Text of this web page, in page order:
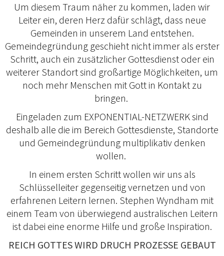
Um diesem Traum näher zu kommen, laden wir
Leiter ein, deren Herz dafür schlägt, dass neue
Gemeinden in unserem Land entstehen.
Gemeindegründung geschieht nicht immer als erster
Schritt, auch ein zusätzlicher Gottesdienst oder ein
weiterer Standort sind großartige Möglichkeiten, um
noch mehr Menschen mit Gott in Kontakt zu
bringen.
Eingeladen zum EXPONENTIAL-NETZWERK sind
deshalb alle die im Bereich Gottesdienste, Standorte
und Gemeindegründung multiplikativ denken
wollen.
In einem ersten Schritt wollen wir uns als
Schlüsselleiter gegenseitig vernetzen und von
erfahrenen Leitern lernen. Stephen Wyndham mit
einem Team von überwiegend australischen Leitern
ist dabei eine enorme Hilfe und große Inspiration.
REICH GOTTES WIRD DRUCH PROZESSE GEBAUT